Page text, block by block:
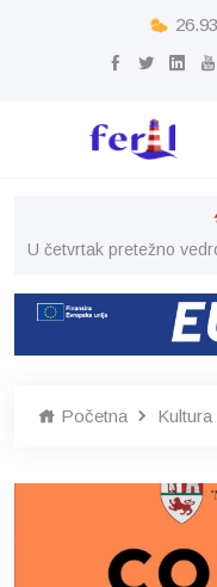
26.93
U četvrtak pretežno
Početna Kultura